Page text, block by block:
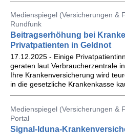
Medienspiegel (Versicherungen &
Rundfunk
Beitragserhöhung bei
Privatpatienten in Geldnot
17.12.2025 - Einige
geraten laut Verbraucherzentrale
Ihre Krankenversicherung wird
in die gesetzliche Krankenkasse
Medienspiegel (Versicherungen &
Portal
Signal-Iduna-